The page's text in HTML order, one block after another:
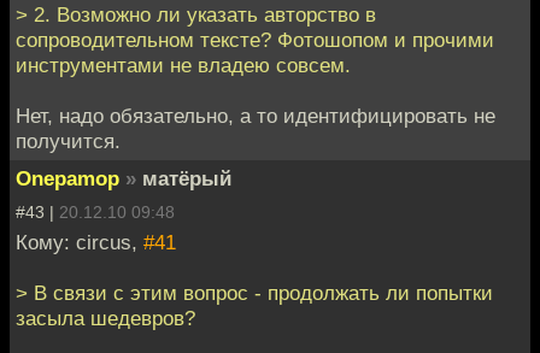
> 2. Возможно ли указать авторство в
сопроводительном тексте? Фотошопом и прочими
инструментами не владею совсем.
Нет, надо обязательно, а то идентифицировать не
получится.
Onepamop » матёрый
#43 | 20.12.10 09:48
Кому: circus, #41
> В связи с этим вопрос - продолжать ли попытки
засыла шедевров?